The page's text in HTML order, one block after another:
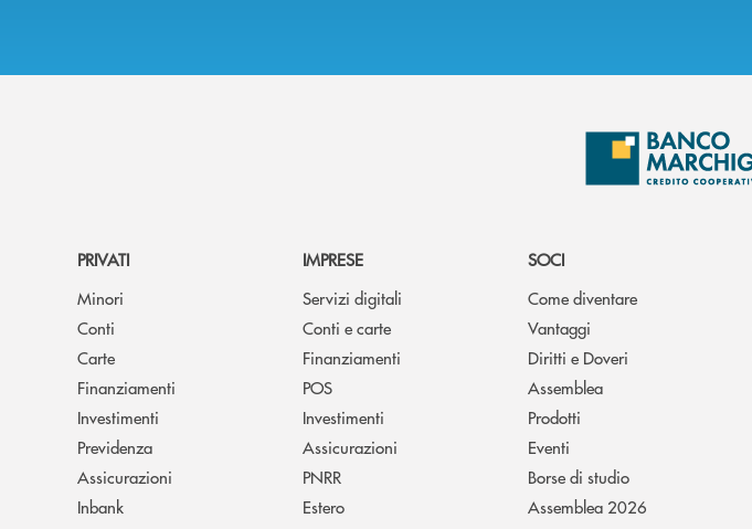
PRIVATI
Minori
Conti
Carte
Finanziamenti
Investimenti
Previdenza
Assicurazioni
Inbank
IMPRESE
Servizi digitali
Conti e carte
Finanziamenti
POS
Investimenti
Assicurazioni
PNRR
Estero
SOCI
Come diventare
Vantaggi
Diritti e Doveri
Assemblea
Prodotti
Eventi
Borse di studio
Assemblea 2026